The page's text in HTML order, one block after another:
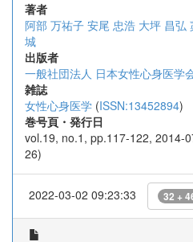
著者
阿部 万祐子 安尾 忠浩 大坪 昌弘
城
出版者
一般社団法人 日本女性心身医学
雑誌
女性心身医学 (ISSN:13452894)
巻号頁・発行日
vol.19, no.1, pp.117-122, 2014-
26)
2022-03-02 09:23:33 32 +